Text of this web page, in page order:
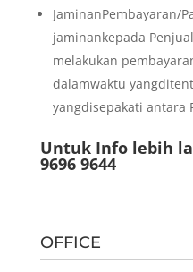
JaminanPembayaran/
jaminankepada
melakukan
dalamwaktu
yangdisepakati antara
Untuk Info lebih
9696 9644
OFFICE